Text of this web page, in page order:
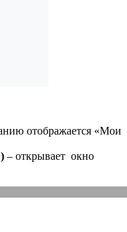
отображается «Мои
– открывает окно